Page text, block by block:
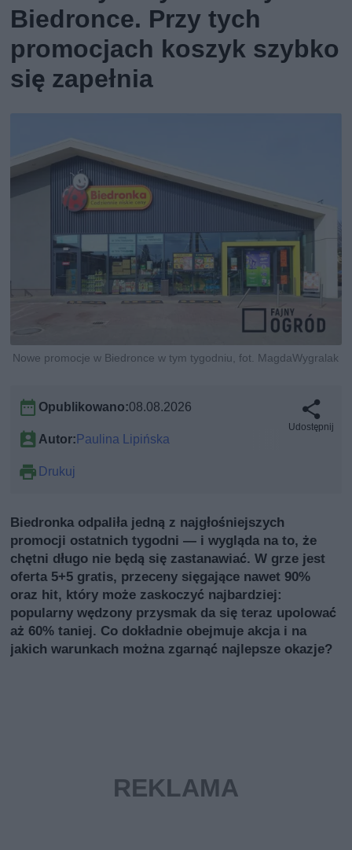
Biedronce. Przy tych
promocjach koszyk szybko
się zapełnia
Nowe promocje w Biedronce w tym tygodniu, fot. MagdaWygralak
Opublikowano:08.08.2026
Autor:Paulina Lipińska
Drukuj
Udostępnij
Biedronka odpaliła jedną z najgłośniejszych
promocji ostatnich tygodni — i wygląda na to, że
chętni długo nie będą się zastanawiać. W grze jest
oferta 5+5 gratis, przeceny sięgające nawet 90%
oraz hit, który może zaskoczyć najbardziej:
popularny wędzony przysmak da się teraz upolować
aż 60% taniej. Co dokładnie obejmuje akcja i na
jakich warunkach można zgarnąć najlepsze okazje?